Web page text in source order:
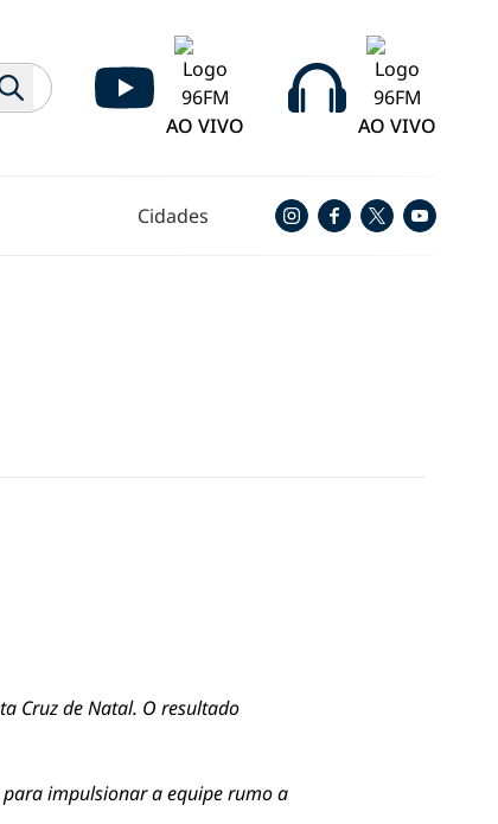
AO VIVO
AO VIVO
Cidades
Cruz de Natal. O resultado
impulsionar a equipe rumo a